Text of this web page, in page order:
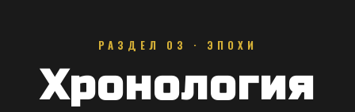
РАЗДЕЛ 03 · ЭПОХИ
Хронология